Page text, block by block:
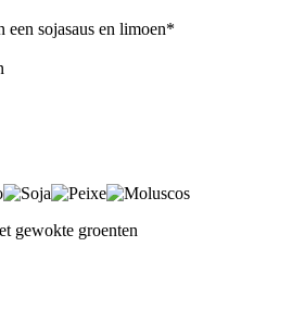
een sojasaus en limoen*
gewokte groenten